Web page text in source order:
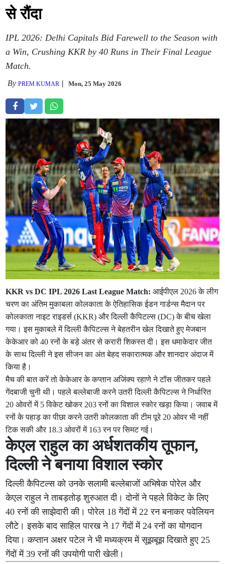
से रौंदा
IPL 2026: Delhi Capitals Bid Farewell to the Season with
a Win, Crushing KKR by 40 Runs in Their Final League
Match.
ByPREM KUMAR Mon, 25 May 2026
KKR vs DC IPL 2026 Last League Match: आईपीएल 2026 के लीग
चरण का अंतिम मुकाबला कोलकाता के ऐतिहासिक ईडन गार्डन्स मैदान पर
कोलकाता नाइट राइडर्स (KKR) और दिल्ली कैपिटल्स (DC) के बीच खेला
गया। इस मुकाबले में दिल्ली कैपिटल्स ने बेहतरीन खेल दिखाते हुए मेजबान
केकेआर को 40 रनों के बड़े अंतर से करारी शिकस्त दी। इस धमाकेदार जीत
के साथ दिल्ली ने इस सीजन का अंत बेहद सकारात्मक और शानदार अंदाज में
किया है।
मैच की बात करें तो केकेआर के कप्तान अजिंक्य रहाणे ने टॉस जीतकर पहले
गेंदबाजी चुनी थी। पहले बल्लेबाजी करने उतरी दिल्ली कैपिटल्स ने निर्धारित
20 ओवरों में 5 विकेट खोकर 203 रनों का विशाल स्कोर खड़ा किया। जवाब में
रनों के पहाड़ का पीछा करने उतरी कोलकाता की टीम पूरे 20 ओवर भी नहीं
टिक सकी और 18.3 ओवरों में 163 रन पर सिमट गई।
केएल राहुल का अर्धशतकीय तूफान,
दिल्ली ने बनाया विशाल स्कोर
दिल्ली कैपिटल्स को उनके सलामी बल्लेबाजों अभिषेक पोरेल और
केएल राहुल ने ताबड़तोड़ शुरुआत दी। दोनों ने पहले विकेट के लिए
40 रनों की साझेदारी की। पोरेल 18 गेंदों में 22 रन बनाकर पवेलियन
लौटे। इसके बाद साहिल पारख ने 17 गेंदों में 24 रनों का योगदान
दिया। कप्तान अक्षर पटेल ने भी मध्यक्रम में सूझबूझ दिखाते हुए 25
गेंदों में 39 रनों की उपयोगी पारी खेली।